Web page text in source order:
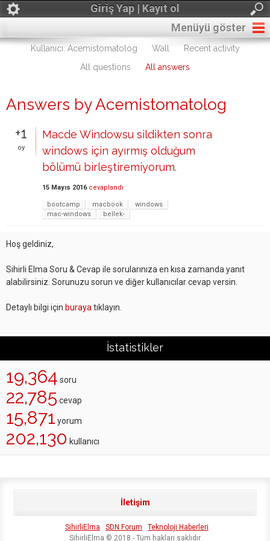
Giriş Yap | Kayıt ol
Menüyü göster
Kullanıcı: Acemistomatolog Wall
Recent activity
All questions
All answers
Answers by Acemistomatolog
+1
oy
Macde Windowsu sildikten sonra
windows için ayırmış olduğum
bölümü birleştiremiyorum.
15 Mayıs 2016 cevaplandı
bootcamp macbook
windows
mac-windows
bellek-
Hoş geldiniz,
Sihirli Elma Soru & Cevap ile sorularınıza en kısa zamanda yanıt
alabilirsiniz. Sorunuzu sorun ve diğer kullanıcılar cevap versin.
Detaylı bilgi için buraya tıklayın.
İstatistikler
19,364 soru
22,785 cevap
15,871 yorum
202,130 kullanıcı
İletişim
SihirliElma SDN Forum
Teknoloji Haberleri
SihirliElma © 2018 - Tüm hakları saklıdır